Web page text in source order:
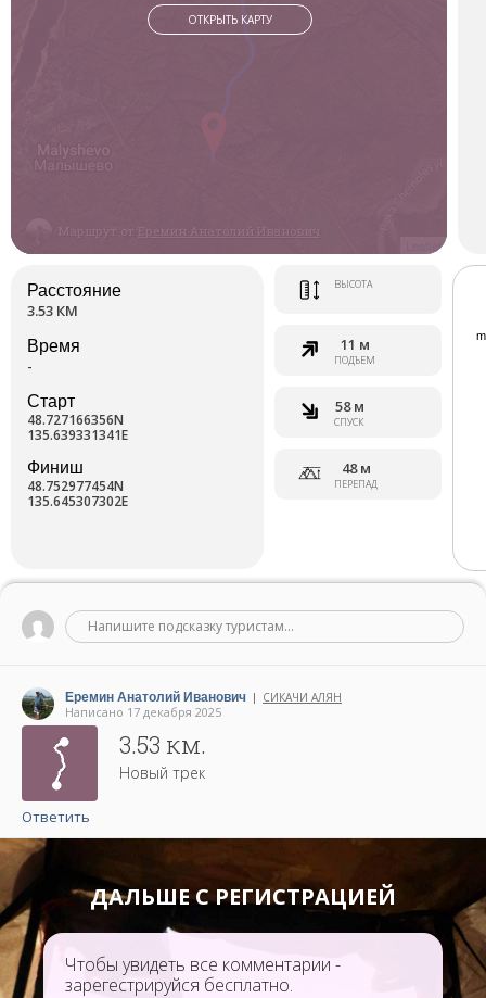
склоне и были обнаружены наиболее древние стоянки
Маршрут от
Leaflet
ОТКРЫТЬ КАРТУ
Расстояние
3.53 КМ
Время
-
Старт
48.727166356N
135.639331341E
Финиш
48.752977454N
135.645307302E
ВЫСОТА
11 м
ПОДЪЕМ
58 м
СПУСК
48 м
ПЕРЕПАД
m
Напишите подсказку туристам...
Еремин Анатолий Иванович | СИКАЧИ АЛЯН
Написано 17 декабря 2025
3.53 км.
Новый трек
Ответить
ДАЛЬШЕ С РЕГИСТРАЦИЕЙ
Чтобы увидеть все комментарии -
зарегестрируйся бесплатно.